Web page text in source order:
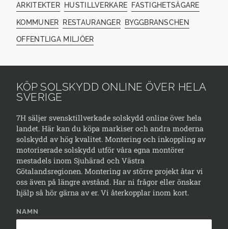
ARKITEKTER HUSTILLVERKARE FASTIGHETSÄGARE
KOMMUNER RESTAURANGER BYGGBRANSCHEN
OFFENTLIGA MILJÖER
KÖP SOLSKYDD ONLINE ÖVER HELA
SVERIGE
7H säljer svensktillverkade solskydd online över hela
landet. Här kan du köpa markiser och andra moderna
solskydd av hög kvalitet. Montering och inkoppling av
motoriserade solskydd utför våra egna montörer
mestadels inom Sjuhärad och Västra
Götalandsregionen. Montering av större projekt åtar vi
oss även på längre avstånd. Har ni frågor eller önskar
hjälp så hör gärna av er. Vi återkopplar inom kort.
NAMN